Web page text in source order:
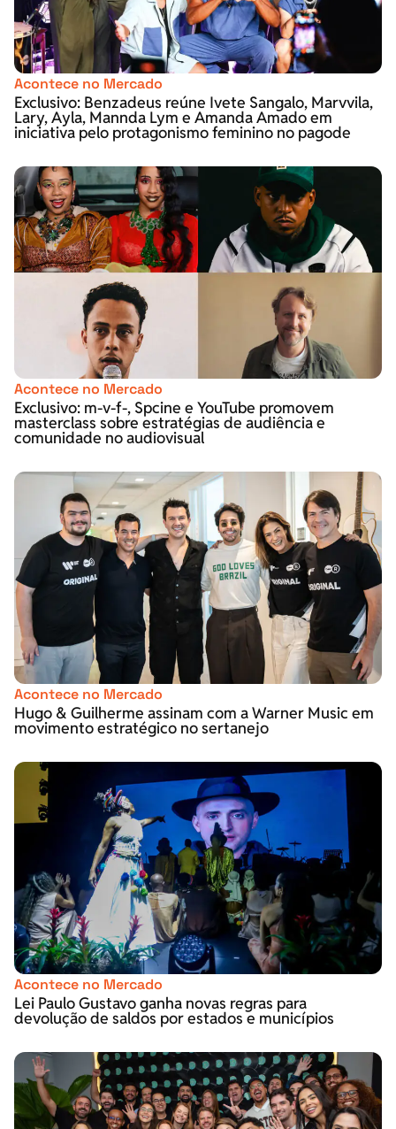
Acontece no Mercado
Exclusivo: Benzadeus reúne Ivete Sangalo, Marvvila,
Lary, Ayla, Mannda Lym e Amanda Amado em
iniciativa pelo protagonismo feminino no pagode
Acontece no Mercado
Exclusivo: m-v-f-, Spcine e YouTube promovem
masterclass sobre estratégias de audiência e
comunidade no audiovisual
Acontece no Mercado
Hugo & Guilherme assinam com a Warner Music em
movimento estratégico no sertanejo
Acontece no Mercado
Lei Paulo Gustavo ganha novas regras para
devolução de saldos por estados e municípios